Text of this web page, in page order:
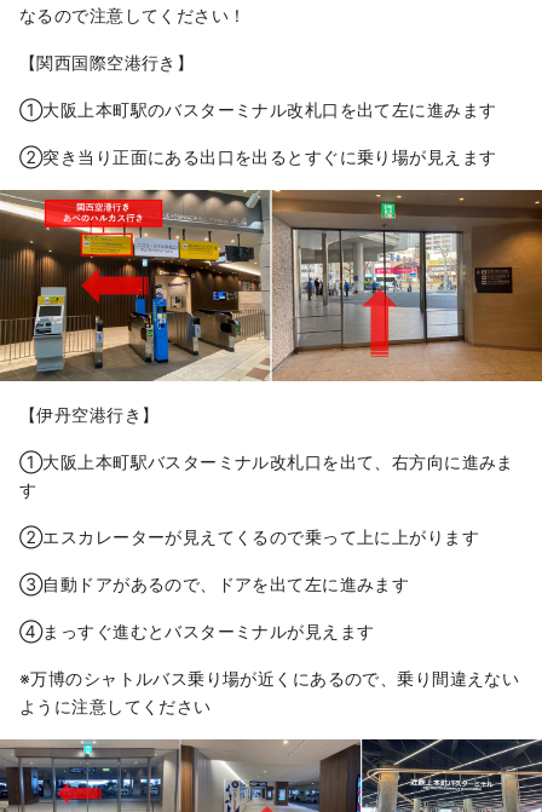
なるので注意してください！
【関西国際空港行き】
①大阪上本町駅のバスターミナル改札口を出て左に進みます
②突き当り正面にある出口を出るとすぐに乗り場が見えます
【伊丹空港行き】
①大阪上本町駅バスターミナル改札口を出て、右方向に進みま
す
②エスカレーターが見えてくるので乗って上に上がります
③自動ドアがあるので、ドアを出て左に進みます
④まっすぐ進むとバスターミナルが見えます
※万博のシャトルバス乗り場が近くにあるので、乗り間違えない
ように注意してください